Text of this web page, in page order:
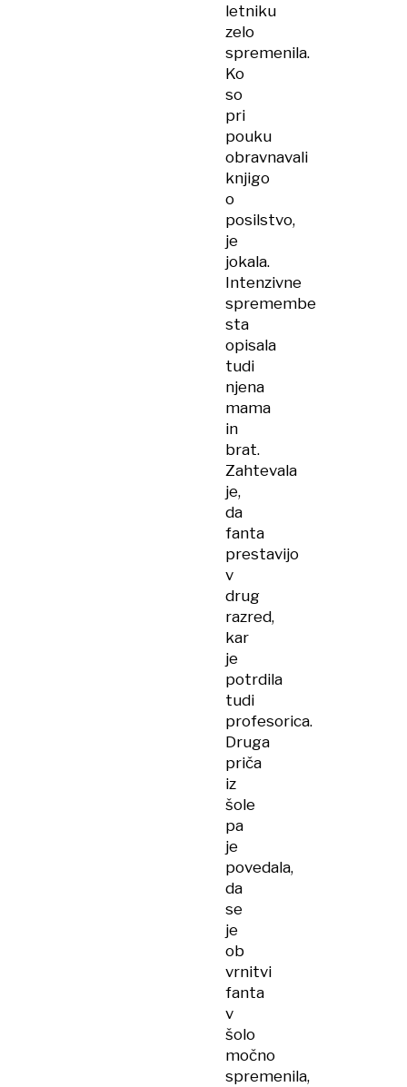
letniku
zelo
spremenila.
Ko
so
pri
pouku
obravnavali
knjigo
o
posilstvo,
je
jokala.
Intenzivne
spremembe
sta
opisala
tudi
njena
mama
in
brat.
Zahtevala
je,
da
fanta
prestavijo
v
drug
razred,
kar
je
potrdila
tudi
profesorica.
Druga
priča
iz
šole
pa
je
povedala,
da
se
je
ob
vrnitvi
fanta
v
šolo
močno
spremenila,